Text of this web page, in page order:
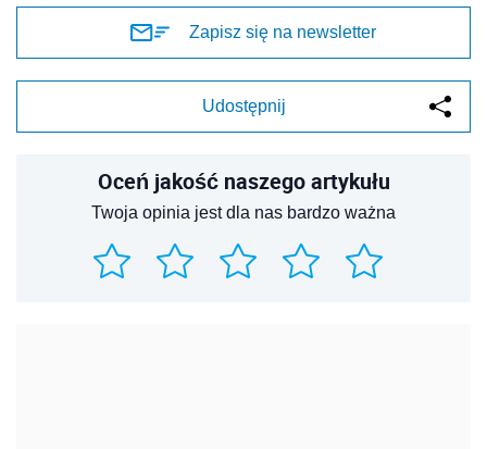
Zapisz się na newsletter
Udostępnij
Oceń jakość naszego artykułu
Twoja opinia jest dla nas bardzo ważna